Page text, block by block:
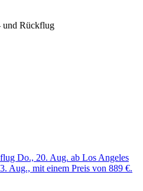
und Rückflug
Do., 20. Aug. ab Los Angeles
Aug., mit einem Preis von 889 €.